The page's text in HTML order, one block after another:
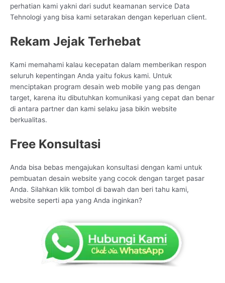
perhatian kami yakni dari sudut keamanan service Data
Tehnologi yang bisa kami setarakan dengan keperluan client.
Rekam Jejak Terhebat
Kami memahami kalau kecepatan dalam memberikan respon
seluruh kepentingan Anda yaitu fokus kami. Untuk
menciptakan program desain web mobile yang pas dengan
target, karena itu dibutuhkan komunikasi yang cepat dan benar
di antara partner dan kami selaku jasa bikin website
berkualitas.
Free Konsultasi
Anda bisa bebas mengajukan konsultasi dengan kami untuk
pembuatan desain website yang cocok dengan target pasar
Anda. Silahkan klik tombol di bawah dan beri tahu kami,
website seperti apa yang Anda inginkan?